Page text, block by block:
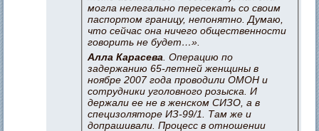
могла нелегально пересекать со своим
паспортом границу, непонятно. Думаю,
что сейчас она ничего общественности
говорить не будет…».
Алла Карасева . Операцию по
задержанию 65-летней женщины в
ноябре 2007 года проводили ОМОН и
сотрудники уголовного розыска. И
держали ее не в женском СИЗО, а в
специзоляторе ИЗ-99/1. Там же и
допрашивали. Процесс в отношении